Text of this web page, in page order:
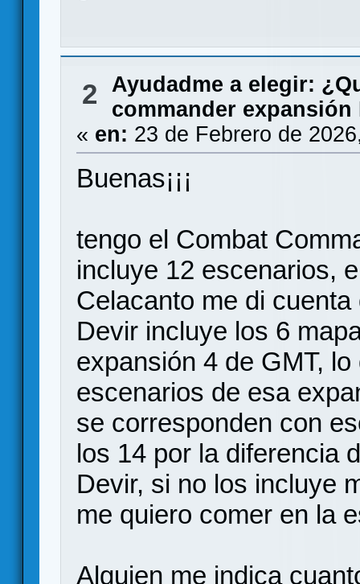
2
Ayudadme a elegir:
commander expansión
« en: 23 de Febrero de
Buenas¡¡¡
tengo el Combat
incluye 12 escenarios,
Celacanto me di
Devir incluye los 6
expansión 4 de GMT,
escenarios de esa
se corresponden con
los 14 por la diferencia
Devir, si no los incluye
me quiero comer en la
Alguien me indica